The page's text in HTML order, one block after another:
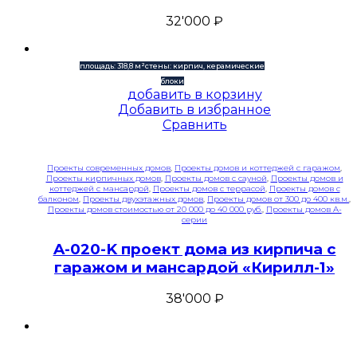
32'000 ₽
площадь: 318,8 м²стены: кирпич, керамические
блоки
добавить в корзину
Добавить в избранное
Сравнить
Проекты современных домов, Проекты домов и коттеджей с гаражом,
Проекты кирпичных домов, Проекты домов с сауной, Проекты домов и
коттеджей с мансардой, Проекты домов с террасой, Проекты домов с
балконом, Проекты двухэтажных домов, Проекты домов от 300 до 400 кв.м.,
Проекты домов стоимостью от 20 000 до 40 000 руб., Проекты домов A-
серии
A-020-K проект дома из кирпича с
гаражом и мансардой «Кирилл-1»
38'000 ₽